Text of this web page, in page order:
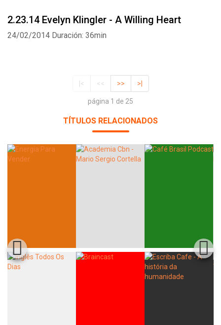
2.23.14 Evelyn Klingler - A Willing Heart
24/02/2014 Duración: 36min
|< << >> >|
página 1 de 25
TÍTULOS RELACIONADOS